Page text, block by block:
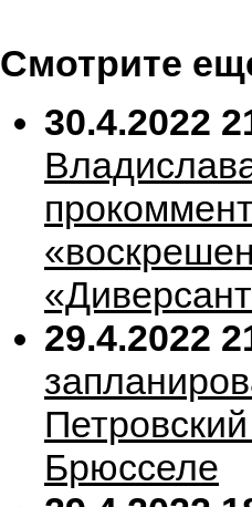
Смотрите
30.4.2022
29.4.2022
Брюсселе